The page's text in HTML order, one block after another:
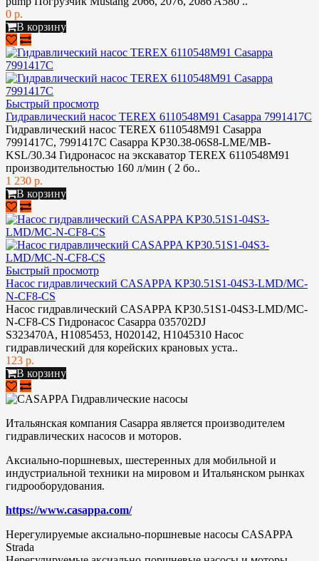
0 р.
В корзину
Быстрый просмотр
Гидравлический насос TEREX 6110548M91 Casappa 7991417C
Гидравлический насос TEREX 6110548M91 Casappa
7991417C, 7991417С Casappa KP30.38-06S8-LME/MB-
KSL/30.34 Гидронасос на экскаватор TEREX 6110548M91
производительностью 160 л/мин ( 2 бо..
1 230 р.
В корзину
Быстрый просмотр
Насос гидравлический CASAPPA KP30.51S1-04S3-LMD/MC-
N-CF8-CS
Насос гидравлический CASAPPA KP30.51S1-04S3-LMD/MC-
N-CF8-CS Гидронасос Casappa 035702DJ
S323470A, H1085453, H020142, H1045310 Насос
гидравлический для корейских крановых уста..
123 р.
В корзину
Итальянская компания Casappa является производителем
гидравлических насосов и моторов.
Аксиально-поршневых, шестеренных для мобильной и
индустриальной техники на мировом и Итальянском рынках
гидрооборудования.
https://www.casappa.com/
Нерегулируемые аксиально-поршневые насосы CASAPPA
Strada